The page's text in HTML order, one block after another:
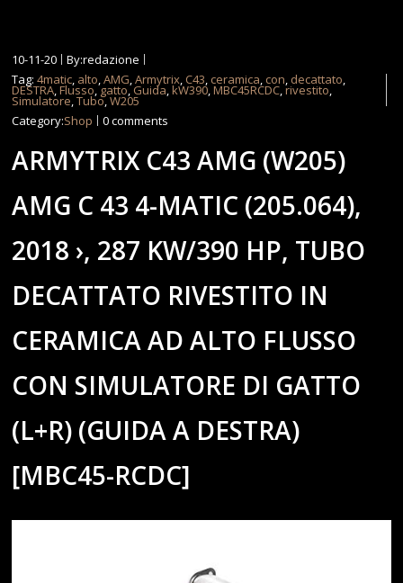
10-11-20
By:redazione
Tag:4matic, alto,AMG,Armytrix, C43, ceramica, con, decattato,
DESTRA,Flusso,gatto,Guida,kW390,MBC45RCDC,rivestito,
Simulatore,Tubo,W205
Category:Shop 0 comments
ARMYTRIX C43 AMG (W205)
AMG C 43 4-MATIC (205.064),
2018 ›, 287 KW/390 HP, TUBO
DECATTATO RIVESTITO IN
CERAMICA AD ALTO FLUSSO
CON SIMULATORE DI GATTO
(L+R) (GUIDA A DESTRA)
[MBC45-RCDC]